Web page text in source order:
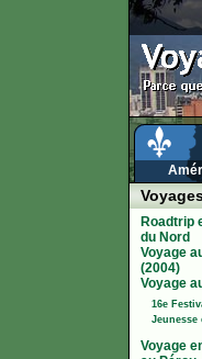
Roadtrip
du Nord
Voyage
(2004)
Voyage
16e
Jeunesse
Voyage